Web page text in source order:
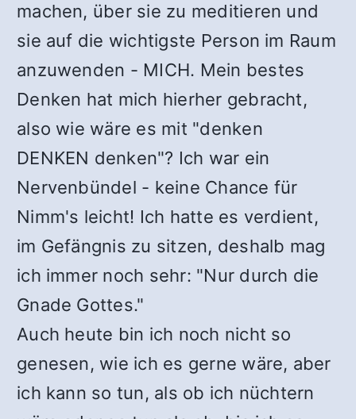
machen, über sie zu meditieren und
sie auf die wichtigste Person im Raum
anzuwenden - MICH. Mein bestes
Denken hat mich hierher gebracht,
also wie wäre es mit "denken
DENKEN denken"? Ich war ein
Nervenbündel - keine Chance für
Nimm's leicht! Ich hatte es verdient,
im Gefängnis zu sitzen, deshalb mag
ich immer noch sehr: "Nur durch die
Gnade Gottes."
Auch heute bin ich noch nicht so
genesen, wie ich es gerne wäre, aber
ich kann so tun, als ob ich nüchtern